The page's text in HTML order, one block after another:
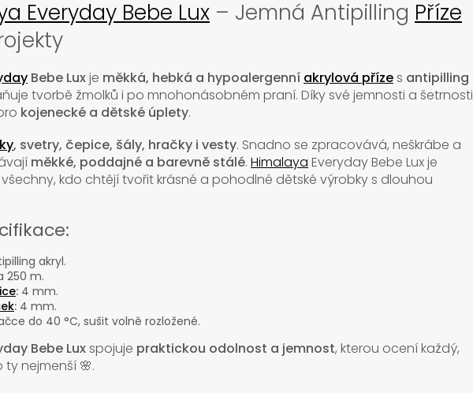
Everyday Bebe Lux – Jemná Antipilling Příze
Bebe Luxje měkká, hebká a hypoalergenní akrylová přízes antipilling
tvorbě žmolků i po mnohonásobném praní. Díky své jemnosti a šetrnosti
kojenecké a dětské úplety.
, svetry, čepice, šály, hračky i vesty. Snadno se zpracovává, neškrábe a
měkké, poddajné a barevně stálé. Himalaya Everyday Bebe Lux je
kdo chtějí tvořit krásné a pohodlné dětské výrobky s dlouhou
akryl.
250 m.
: 4 mm.
: 4 mm.
do 40 °C, sušit volně rozložené.
Bebe Luxspojuje praktickou odolnost a jemnost, kterou ocení každý,
nejmenší 🌸.